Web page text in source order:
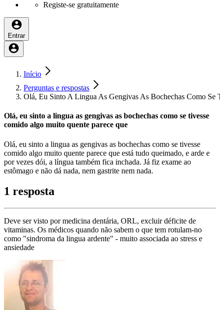
Registe-se gratuitamente
Entrar
Início
Perguntas e respostas
Olá, Eu Sinto A Lingua As Gengivas As Bochechas Como
Olá, eu sinto a lingua as gengivas as bochechas como se tivesse
comido algo muito quente parece que
Olá, eu sinto a lingua as gengivas as bochechas como se tivesse
comido algo muito quente parece que está tudo queimado, e arde e
por vezes dói, a língua também fica inchada. Já fiz exame ao
estômago e não dá nada, nem gastrite nem nada.
1 resposta
Deve ser visto por medicina dentária, ORL, excluir déficite de
vitaminas. Os médicos quando não sabem o que tem rotulam-no
como "sindroma da lingua ardente" - muito associada ao stress e
ansiedade